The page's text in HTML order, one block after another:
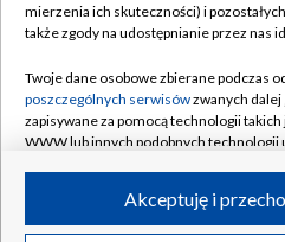
Naziemna Telewizja Cyfrowa
Rada Programowa
System NOS
Informacje o nadawcy
Program dla prasy
©2026 Telewizja
mierzenia ich skuteczności) i
także zgody na udostępnianie przez nas
Twoje dane osobowe zbierane podczas
poszczególnych serwisówzwanych
zapisywane za pomocą technologii
WWW lub innych podobnych
ruchu w Internecie.Akceptuję i